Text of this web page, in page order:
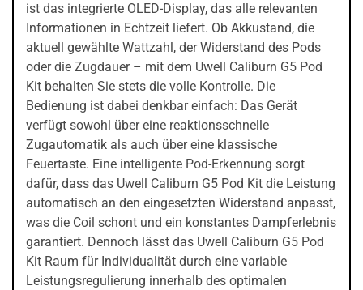
ist das integrierte OLED-Display, das alle relevanten
Informationen in Echtzeit liefert. Ob Akkustand, die
aktuell gewählte Wattzahl, der Widerstand des Pods
oder die Zugdauer – mit dem Uwell Caliburn G5 Pod
Kit behalten Sie stets die volle Kontrolle. Die
Bedienung ist dabei denkbar einfach: Das Gerät
verfügt sowohl über eine reaktionsschnelle
Zugautomatik als auch über eine klassische
Feuertaste. Eine intelligente Pod-Erkennung sorgt
dafür, dass das Uwell Caliburn G5 Pod Kit die Leistung
automatisch an den eingesetzten Widerstand anpasst,
was die Coil schont und ein konstantes Dampferlebnis
garantiert. Dennoch lässt das Uwell Caliburn G5 Pod
Kit Raum für Individualität durch eine variable
Leistungsregulierung innerhalb des optimalen